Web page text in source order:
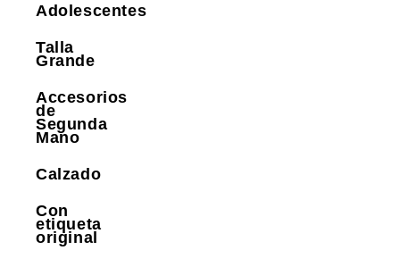
Adolescentes
Talla
Grande
Accesorios
de
Segunda
Mano
Calzado
Con
etiqueta
original